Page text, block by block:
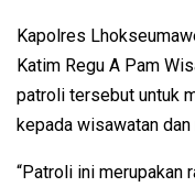
Kapolres
Katim Regu A Pam
patroli tersebut untuk
kepada wisawatan
“Patroli ini merupakan